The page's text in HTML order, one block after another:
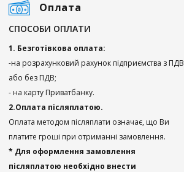
Оплата
СПОСОБИ ОПЛАТИ
1. Безготівкова оплата:
-на розрахунковий рахунок підприємства з ПДВ
або без ПДВ;
- на карту Приватбанку.
2.Оплата післяплатою.
Оплата методом післяплати означає, що Ви
платите гроші при отриманні замовлення.
* Для оформлення замовлення
післяплатою необхідно внести